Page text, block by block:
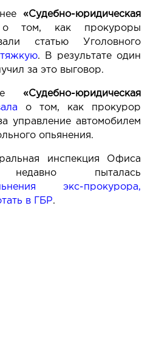
«Судебно-юридическая
том, как прокуроры
статью Уголовного
. В результате один
за это выговор.
«Судебно-юридическая
о том, как прокурор
управление автомобилем
опьянения.
инспекция Офиса
недавно пыталась
экс-прокурора,
в ГБР.